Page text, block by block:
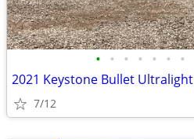
• • • • • • •
2021 Keystone Bullet Ultralight
7/12